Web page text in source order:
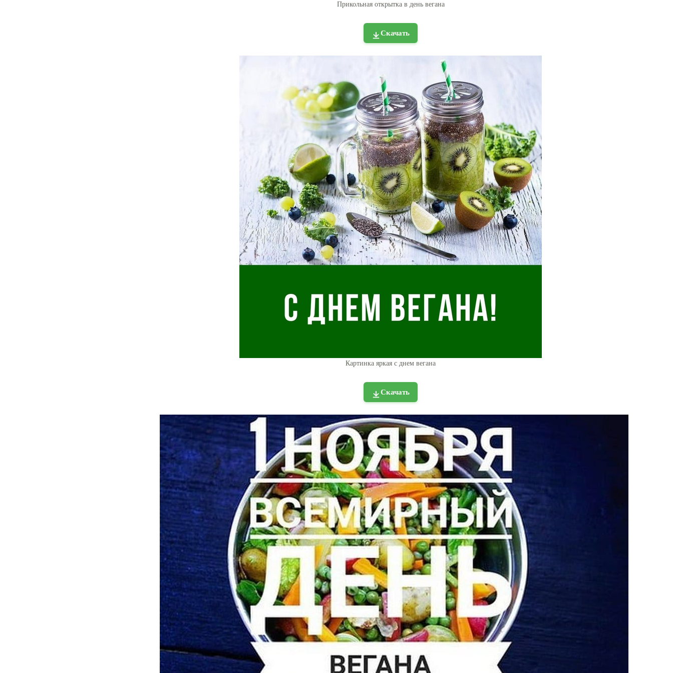
Прикольная открытка в день вегана
Скачать
Картинка яркая с днем вегана
Скачать